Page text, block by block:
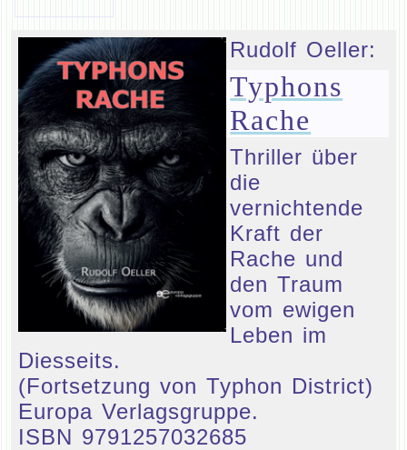
Rudolf Oeller:
Typhons
Rache
Thriller über
die
vernichtende
Kraft der
Rache und
den Traum
vom ewigen
Leben im
Diesseits.
(Fortsetzung von Typhon District)
Europa Verlagsgruppe.
ISBN 9791257032685